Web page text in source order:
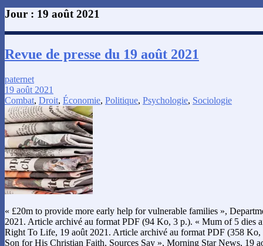
Jour : 19 août 2021
Revue de presse du 19 août 2021
paternet
19 août 2021
Combat, Droit, Économie, Politique, Psychologie, Sociologie
« £20m to provide more early help for vulnerable families »,
2021. Article archivé au format PDF (94 Ko, 3 p.). « Mum of 5 dies
Right To Life, 19 août 2021. Article archivé au format PDF (358
Son for His Christian Faith, Sources Say », Morning Star News, 19